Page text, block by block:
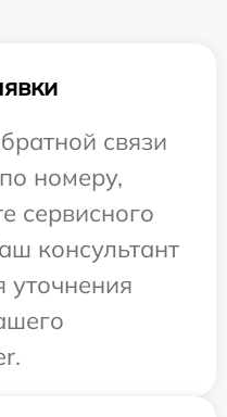
связи
номеру,
сервисного
консультант
уточнения